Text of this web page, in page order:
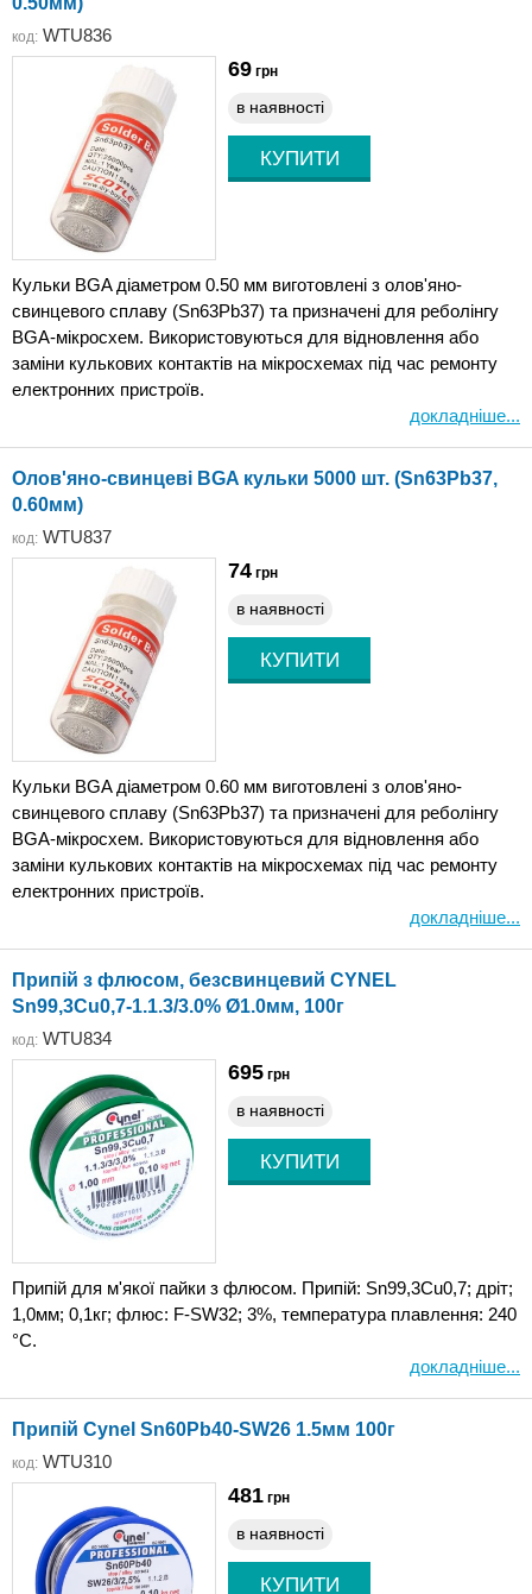
код: WTU836
69 грн
в наявності
Кульки BGA діаметром 0.50 мм виготовлені з олов'яно-
свинцевого сплаву (Sn63Pb37) та призначені для реболінгу
BGA-мікросхем. Використовуються для відновлення або
заміни кулькових контактів на мікросхемах під час ремонту
електронних пристроїв.
докладніше...
Олов'яно-свинцеві BGA кульки 5000 шт. (Sn63Pb37,
0.60мм)
код: WTU837
74 грн
в наявності
Кульки BGA діаметром 0.60 мм виготовлені з олов'яно-
свинцевого сплаву (Sn63Pb37) та призначені для реболінгу
BGA-мікросхем. Використовуються для відновлення або
заміни кулькових контактів на мікросхемах під час ремонту
електронних пристроїв.
докладніше...
Припій з флюсом, безсвинцевий CYNEL
Sn99,3Cu0,7-1.1.3/3.0% Ø1.0мм, 100г
код: WTU834
695 грн
в наявності
Припій для м'якої пайки з флюсом. Припій: Sn99,3Cu0,7; дріт;
1,0мм; 0,1кг; флюс: F-SW32; 3%, температура плавлення: 240
°C.
докладніше...
Припій Cynel Sn60Pb40-SW26 1.5мм 100г
код: WTU310
481 грн
в наявності